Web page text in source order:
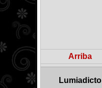
Arriba
Lumiadicto